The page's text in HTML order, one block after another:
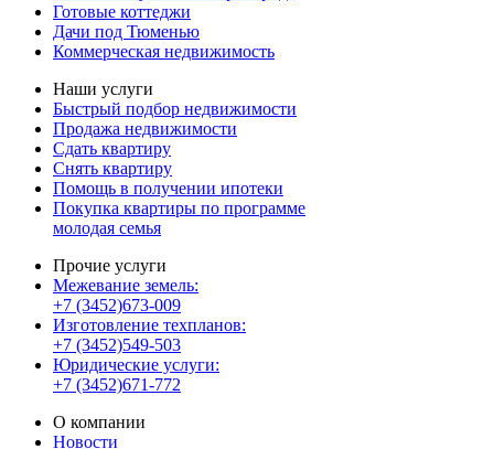
Готовые коттеджи
Дачи под Тюменью
Коммерческая недвижимость
Наши услуги
Быстрый подбор недвижимости
Продажа недвижимости
Сдать квартиру
Снять квартиру
Помощь в получении ипотеки
Покупка квартиры по программе
молодая семья
Прочие услуги
Межевание земель:
+7 (3452)673-009
Изготовление техпланов:
+7 (3452)549-503
Юридические услуги:
+7 (3452)671-772
О компании
Новости